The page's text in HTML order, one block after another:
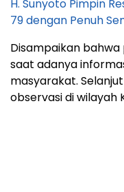
H. Sunyoto Pimpin
79 dengan Penuh
Disampaikan
saat adanya
masyarakat.
observasi di wilayah